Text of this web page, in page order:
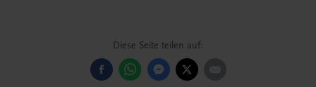
Diese Seite teilen auf: